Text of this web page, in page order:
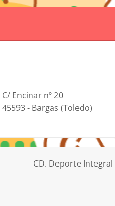
C/ Encinar nº 20
45593 - Bargas (Toledo)
CD. Deporte